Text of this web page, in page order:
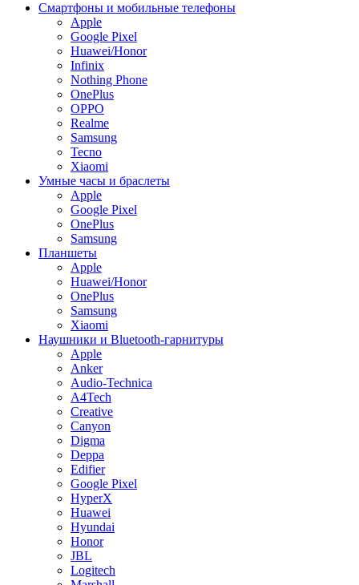
Смартфоны и мобильные телефоны
Apple
Google Pixel
Huawei/Honor
Infinix
Nothing Phone
OnePlus
OPPO
Realme
Samsung
Tecno
Xiaomi
Умные часы и браслеты
Apple
Google Pixel
OnePlus
Samsung
Планшеты
Apple
Huawei/Honor
OnePlus
Samsung
Xiaomi
Наушники и Bluetooth-гарнитуры
Apple
Anker
Audio-Technica
A4Tech
Creative
Canyon
Digma
Deppa
Edifier
Google Pixel
HyperX
Huawei
Hyundai
Honor
JBL
Logitech